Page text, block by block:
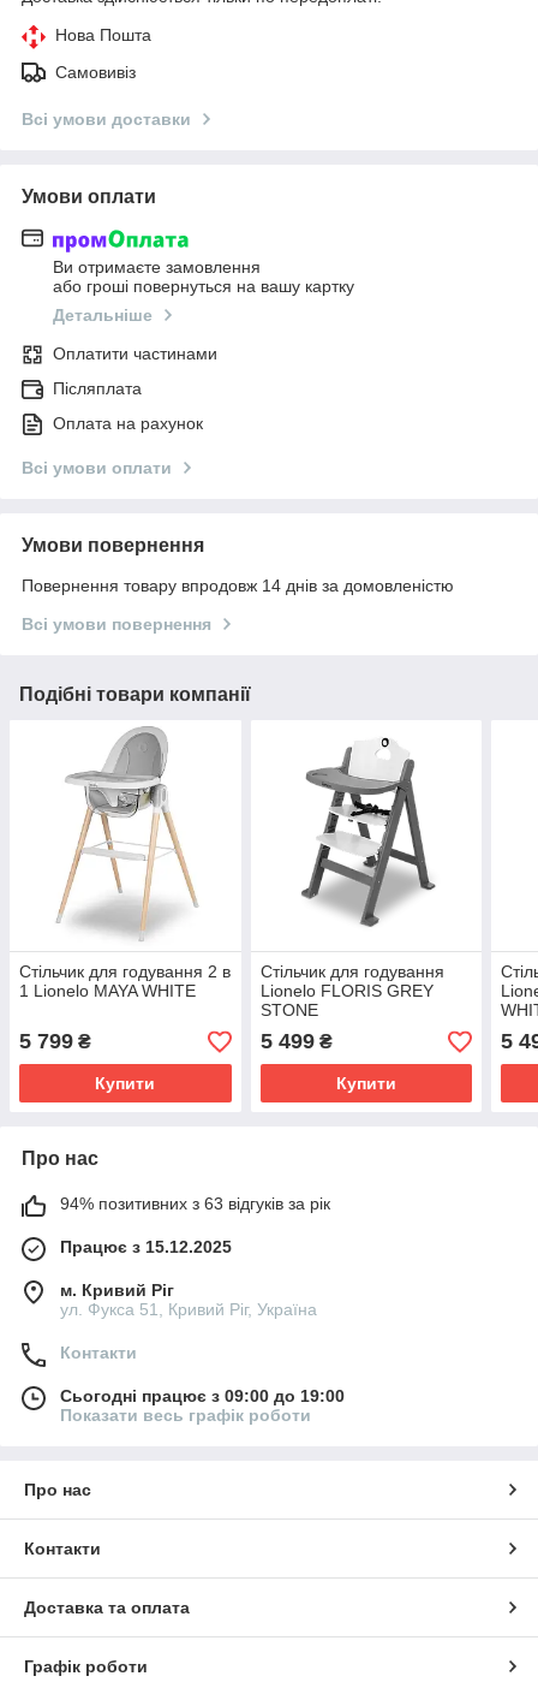
Нова Пошта
Самовивіз
Всі умови доставки
Умови оплати
Ви отримаєте замовлення
або гроші повернуться на вашу картку
Детальніше
Оплатити частинами
Післяплата
Оплата на рахунок
Всі умови оплати
Умови повернення
Повернення товару впродовж 14 днів за домовленістю
Всі умови повернення
Подібні товари компанії
Стільчик для годування 2 в
1 Lionelo MAYA WHITE
5 799 ₴
Купити
Стільчик для годування
Lionelo FLORIS GREY
STONE
5 499₴
Купити
5
Про нас
94% позитивних з 63 відгуків за рік
Працює з 15.12.2025
м. Кривий Ріг
ул. Фукса 51, Кривий Ріг, Україна
Контакти
Сьогодні працює з 09:00 до 19:00
Показати весь графік роботи
Про нас
Контакти
Доставка та оплата
Графік роботи